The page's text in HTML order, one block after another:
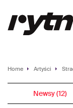
Home Artyści
Newsy (12)